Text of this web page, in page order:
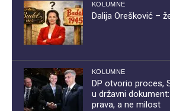
KOLUMNE
Dalija Orešković –
KOLUMNE
DP otvorio proces,
u državni
prava, a ne milost